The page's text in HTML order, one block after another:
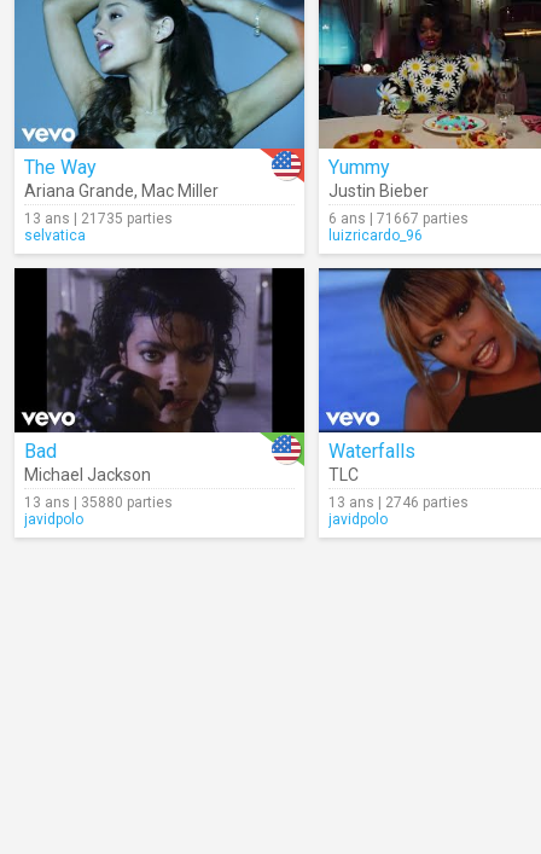
The Way
Ariana Grande, Mac Miller
13 ans | 21735 parties
selvatica
Yummy
Justin Bieber
6 ans | 71667 parties
luizricardo_96
Bad
Michael Jackson
13 ans | 35880 parties
javidpolo
Waterfalls
TLC
13 ans | 2746 parties
javidpolo